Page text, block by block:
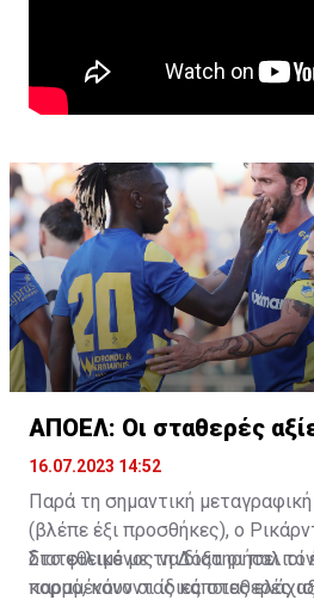
ΑΠΟΕΛ: Οι σταθερές
16.07.2023 14:52
Παρά τη σημαντική
(βλέπε έξι προσθήκες), ο
διατεθειμένος να διατηρήσει
κορμό, κάνοντας κάποιες
Στο φιλικό με τη Δόξα οι παλιοί
παραμένουν οι ίδιες σταθερές